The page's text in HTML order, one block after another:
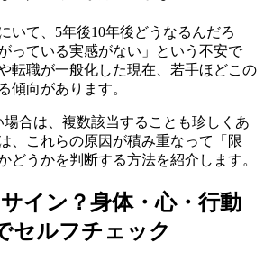
いて、5年後10年後どうなるんだろ
っている実感がない」という不安で
転職が一般化した現在、若手ほどこの
傾向があります。
場合は、複数該当することも珍しくあ
、これらの原因が積み重なって「限
どうかを判断する方法を紹介します。
イン？身体・心・行動
セルフチェック